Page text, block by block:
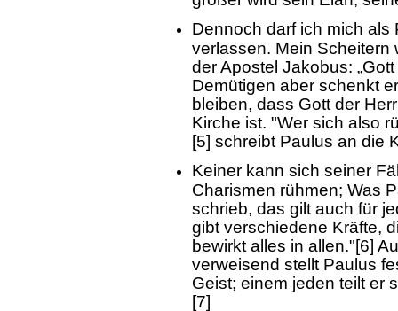
Dennoch darf ich mich als
verlassen. Mein Scheitern
der Apostel Jakobus:
Demütigen aber schenkt
bleiben, dass Gott der
Kirche ist. "Wer sich also
[5] schreibt Paulus an die
Keiner kann sich seiner
Charismen rühmen; Was
schrieb, das gilt auch für
gibt verschiedene Kräfte,
bewirkt alles in allen."[6]
verweisend stellt Paulus
Geist; einem jeden teilt er
[7]